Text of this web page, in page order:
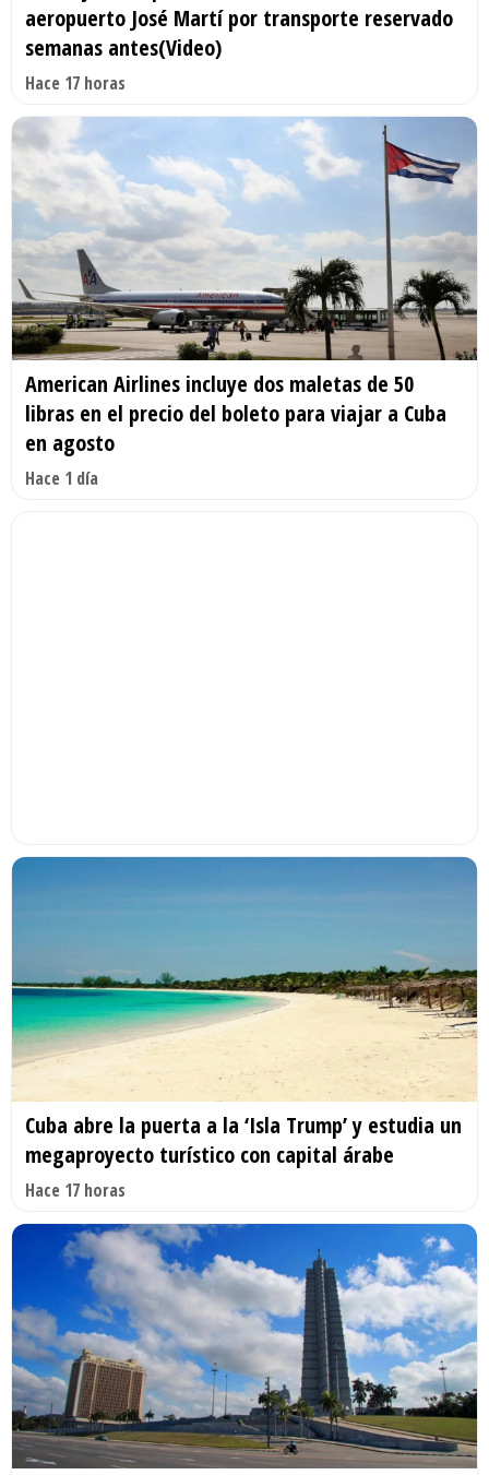
aeropuerto José Martí por transporte reservado
semanas antes(Video)
Hace 17 horas
American Airlines incluye dos maletas de 50
libras en el precio del boleto para viajar a Cuba
en agosto
Hace 1 día
Cuba abre la puerta a la ‘Isla Trump’ y estudia un
megaproyecto turístico con capital árabe
Hace 17 horas